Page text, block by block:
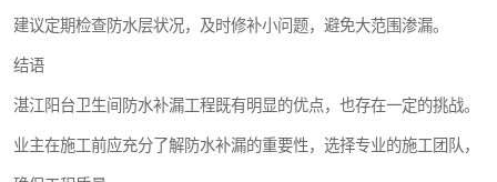
建议定期检查防水层状况，及时修补小问题，避免大范围渗漏。
结语
湛江阳台卫生间防水补漏工程既有明显的优点，也存在一定的挑战。
业主在施工前应充分了解防水补漏的重要性，选择专业的施工团队，